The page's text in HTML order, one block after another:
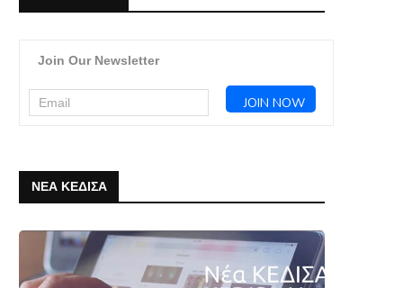
Join Our Newsletter
ΝΕΑ ΚΕΔΙΣΑ